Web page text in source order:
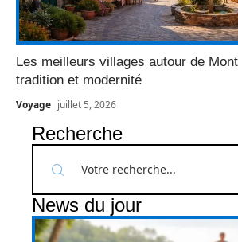
Les meilleurs villages autour de
tradition et modernité
Voyage juillet 5, 2026
Recherche
News du jour